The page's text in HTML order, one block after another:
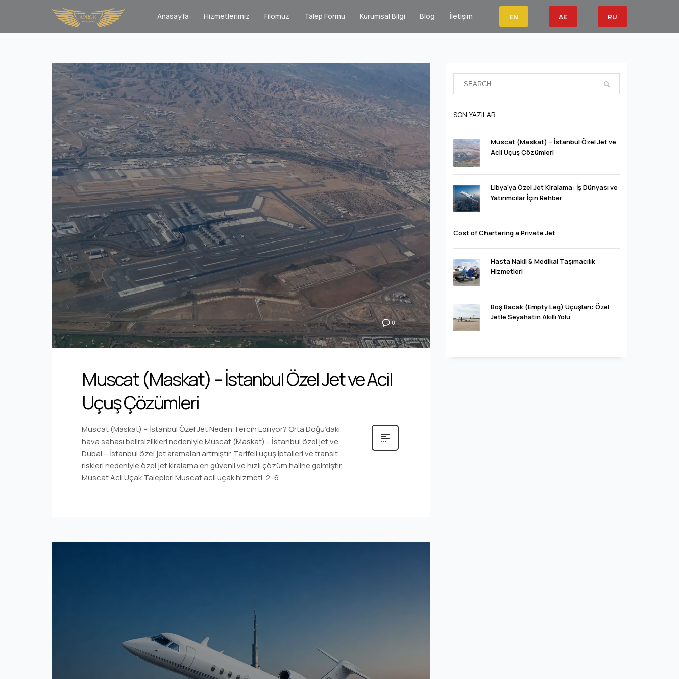
Anasayfa Hizmetlerimiz Filomuz Talep Formu Kurumsal Bilgi Blog İletişim EN AE RU
0
Muscat (Maskat) – İstanbul Özel Jet ve Acil
Uçuş Çözümleri
Muscat (Maskat) – İstanbul Özel Jet Neden Tercih Ediliyor? Orta Doğu’daki
hava sahası belirsizlikleri nedeniyle Muscat (Maskat) – İstanbul özel jet ve
Dubai – İstanbul özel jet aramaları artmıştır. Tarifeli uçuş iptalleri ve transit
riskleri nedeniyle özel jet kiralama en güvenli ve hızlı çözüm haline gelmiştir.
Muscat Acil Uçak Talepleri Muscat acil uçak hizmeti, 2–6
SON YAZILAR
Muscat (Maskat) – İstanbul Özel Jet ve
Acil Uçuş Çözümleri
Libya’ya Özel Jet Kiralama: İş Dünyası ve
Yatırımcılar İçin Rehber
Cost of Chartering a Private Jet
Hasta Nakli & Medikal Taşımacılık
Hizmetleri
Boş Bacak (Empty Leg) Uçuşları: Özel
Jetle Seyahatin Akıllı Yolu